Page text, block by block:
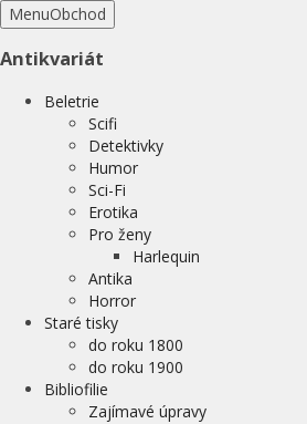
MenuObchod
Antikvariát
Beletrie
Scifi
Detektivky
Humor
Sci-Fi
Erotika
Pro ženy
Harlequin
Antika
Horror
Staré tisky
do roku 1800
do roku 1900
Bibliofilie
Zajímavé úpravy